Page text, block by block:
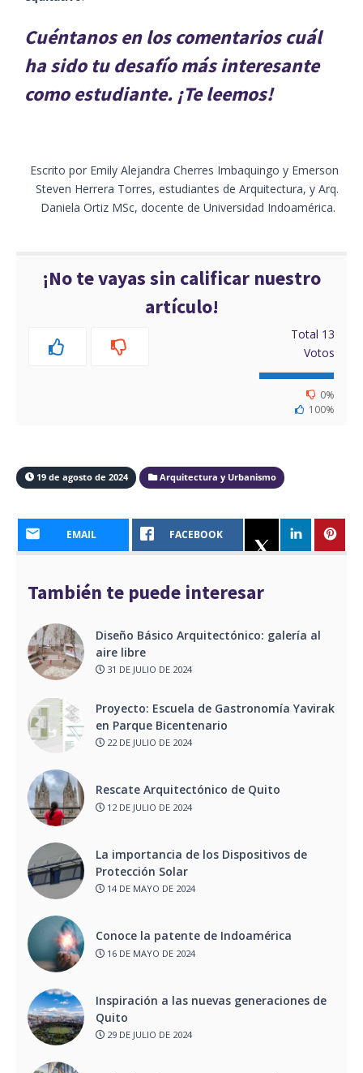
Cuéntanos en los comentarios cuál
ha sido tu desafío más interesante
como estudiante. ¡Te leemos!
Escrito por Emily Alejandra Cherres Imbaquingo y Emerson
Steven Herrera Torres, estudiantes de Arquitectura, y Arq.
Daniela Ortiz MSc, docente de Universidad Indoamérica.
¡No te vayas sin calificar nuestro
artículo!
Total 13
Votos
0%
100%
19 de agosto de 2024 Arquitectura y Urbanismo
EMAIL FACEBOOK
También te puede interesar
Diseño Básico Arquitectónico: galería al
aire libre
31 DE JULIO DE 2024
Proyecto: Escuela de Gastronomía Yavirak
en Parque Bicentenario
22 DE JULIO DE 2024
Rescate Arquitectónico de Quito
12 DE JULIO DE 2024
La importancia de los Dispositivos de
Protección Solar
14 DE MAYO DE 2024
Conoce la patente de Indoamérica
16 DE MAYO DE 2024
Inspiración a las nuevas generaciones de
Quito
29 DE JULIO DE 2024